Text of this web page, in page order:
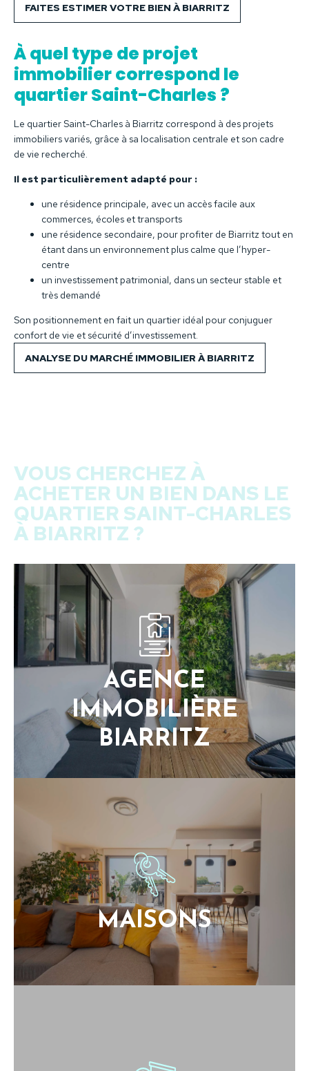
FAITES ESTIMER VOTRE BIEN À BIARRITZ
À quel type de projet
immobilier correspond le
quartier Saint-Charles ?
Le quartier Saint-Charles à Biarritz correspond à des projets
immobiliers variés, grâce à sa localisation centrale et son cadre
de vie recherché.
Il est particulièrement adapté pour :
une résidence principale, avec un accès facile aux
commerces, écoles et transports
une résidence secondaire, pour profiter de Biarritz tout en
étant dans un environnement plus calme que l’hyper-
centre
un investissement patrimonial, dans un secteur stable et
très demandé
Son positionnement en fait un quartier idéal pour conjuguer
confort de vie et sécurité d’investissement.
ANALYSE DU MARCHÉ IMMOBILIER À BIARRITZ
VOUS CHERCHEZ À
ACHETER UN BIEN DANS LE
QUARTIER SAINT-CHARLES
À BIARRITZ ?
AGENCE
IMMOBILIÈRE
BIARRITZ
MAISONS